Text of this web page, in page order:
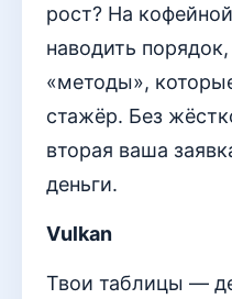
рост? На
наводить
«методы»,
стажёр. Без
вторая ваша
деньги.
Vulkan
Твои таблицы —